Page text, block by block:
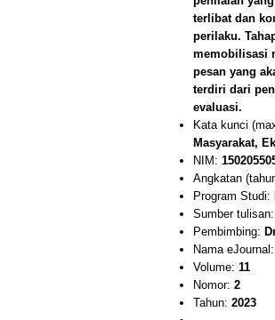
terlibat dan
perilaku.
memobilisasi
pesan yang
terdiri dari
evaluasi.
Kata kunci
Masyarakat,
NIM:
Angkatan
Program Studi:
Sumber tulisan:
Pembimbing:
Nama eJournal:
Volume: 11
Nomor: 2
Tahun: 2023